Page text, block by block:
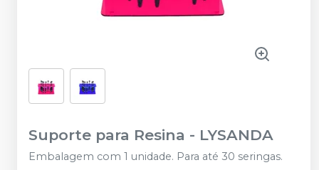
Suporte para Resina - LYSANDA
Embalagem com 1 unidade. Para até 30 seringas.